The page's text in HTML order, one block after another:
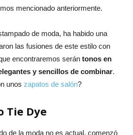
mencionado anteriormente.
de moda, ha habido una
las fusiones de este estilo con
encontraremos serán tonos en
y sencillos de combinar.
unos zapatos de salón?
Tie Dye
de la moda no es actual, comenzó